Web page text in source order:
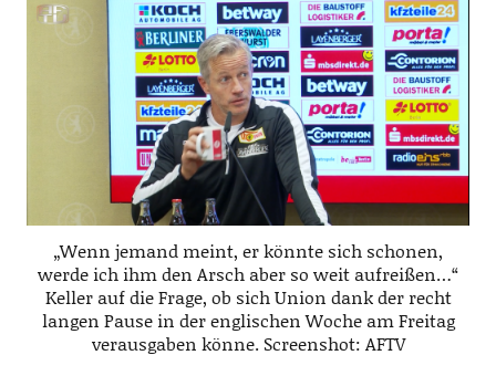
„Wenn jemand meint, er könnte sich schonen,
werde ich ihm den Arsch aber so weit aufreißen…“
Keller auf die Frage, ob sich Union dank der recht
langen Pause in der englischen Woche am Freitag
verausgaben könne. Screenshot: AFTV